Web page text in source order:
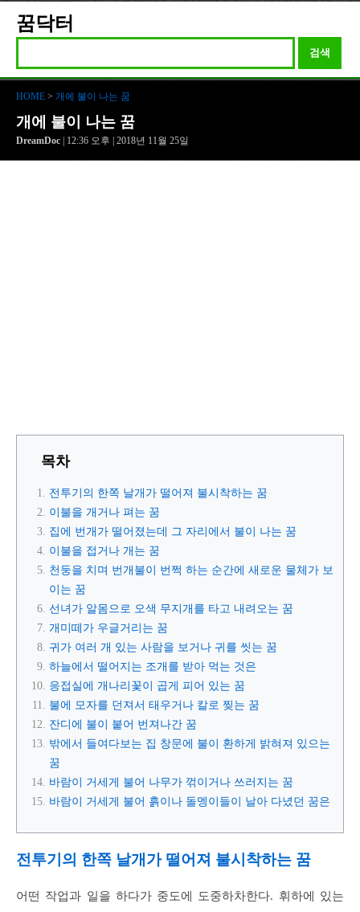
꿈닥터
검색
HOME > 개에 불이 나는 꿈
개에 불이 나는 꿈
DreamDoc | 12:36 오후 | 2018년 11월 25일
목차
전투기의 한쪽 날개가 떨어져 불시착하는 꿈
이불을 개거나 펴는 꿈
집에 번개가 떨어졌는데 그 자리에서 불이 나는 꿈
이불을 접거나 개는 꿈
천둥을 치며 번개불이 번쩍 하는 순간에 새로운 물체가 보
이는 꿈
선녀가 알몸으로 오색 무지개를 타고 내려오는 꿈
개미떼가 우글거리는 꿈
귀가 여러 개 있는 사람을 보거나 귀를 씻는 꿈
하늘에서 떨어지는 조개를 받아 먹는 것은
응접실에 개나리꽃이 곱게 피어 있는 꿈
불에 모자를 던져서 태우거나 칼로 찢는 꿈
잔디에 불이 붙어 번져나간 꿈
밖에서 들여다보는 집 창문에 불이 환하게 밝혀져 있으는
꿈
바람이 거세게 불어 나무가 꺾이거나 쓰러지는 꿈
바람이 거세게 불어 흙이나 돌멩이들이 날아 다녔던 꿈은
전투기의 한쪽 날개가 떨어져 불시착하는 꿈
어떤 작업과 일을 하다가 중도에 도중하차한다. 휘하에 있는